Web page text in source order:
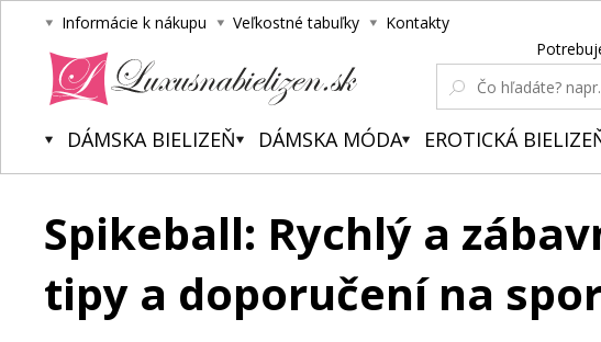
Informácie k nákupu Veľkostné tabuľky Kontakty
DÁMSKA BIELIZEŇ DÁMSKA MÓDA EROTICKÁ
Spikeball: Rychlý a
tipy a doporučení na